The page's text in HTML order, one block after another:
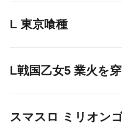
L 東京喰種
L戦国乙女5 業火を
スマスロ ミリオン